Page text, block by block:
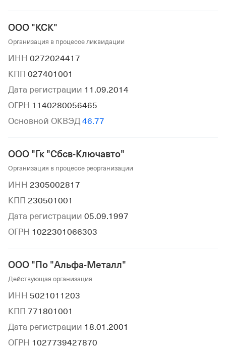
ООО "КСК"
Организация в процессе ликвидации
ИНН 0272024417
КПП 027401001
Дата регистрации 11.09.2014
ОГРН 1140280056465
Основной ОКВЭД 46.77
ООО "Гк "Сбсв-Ключавто"
Организация в процессе реорганизации
ИНН 2305002817
КПП 230501001
Дата регистрации 05.09.1997
ОГРН 1022301066303
ООО "По "Альфа-Металл"
Действующая организация
ИНН 5021011203
КПП 771801001
Дата регистрации 18.01.2001
ОГРН 1027739427870